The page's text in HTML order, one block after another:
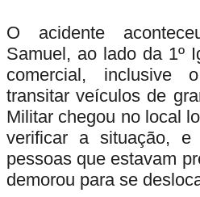
O acidente
Samuel, ao lado da 1º
comercial, inclusive
transitar veículos de
Militar chegou no local
verificar a situação, e
pessoas que estavam
demorou para se